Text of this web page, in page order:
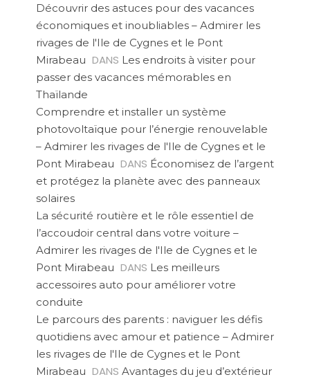
Découvrir des astuces pour des vacances
économiques et inoubliables – Admirer les
rivages de l'Ile de Cygnes et le Pont
Mirabeau DANS Les endroits à visiter pour
passer des vacances mémorables en
Thaïlande
Comprendre et installer un système
photovoltaïque pour l’énergie renouvelable
– Admirer les rivages de l'Ile de Cygnes et le
Pont Mirabeau DANS Économisez de l’argent
et protégez la planète avec des panneaux
solaires
La sécurité routière et le rôle essentiel de
l’accoudoir central dans votre voiture –
Admirer les rivages de l'Ile de Cygnes et le
Pont Mirabeau DANS Les meilleurs
accessoires auto pour améliorer votre
conduite
Le parcours des parents : naviguer les défis
quotidiens avec amour et patience – Admirer
les rivages de l'Ile de Cygnes et le Pont
Mirabeau DANS Avantages du jeu d’extérieur